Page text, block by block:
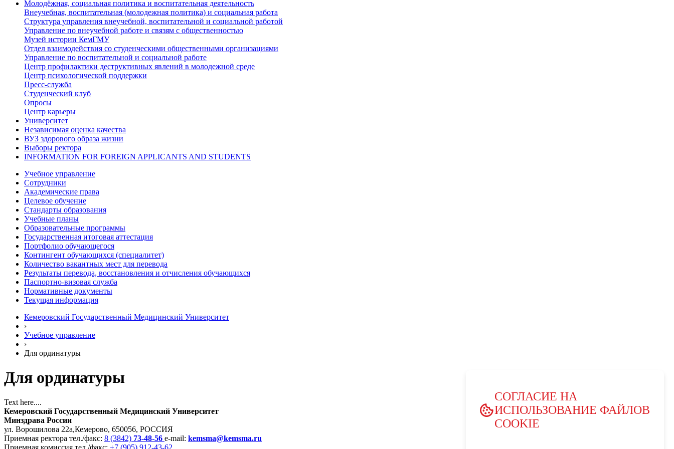
Молодёжная, социальная политика и воспитательная деятельность
Внеучебная, воспитательная (молодежная политика) и социальная работа
Структура управления внеучебной, воспитательной и социальной работой
Управление по внеучебной работе и связям с общественностью
Музей истории КемГМУ
Отдел взаимодействия со студенческими общественными организациями
Управление по воспитательной и социальной работе
Центр профилактики деструктивных явлений в молодежной среде
Центр психологической поддержки
Пресс-служба
Студенческий клуб
Опросы
Центр карьеры
Университет
Независимая оценка качества
ВУЗ здорового образа жизни
Выборы ректора
INFORMATION FOR FOREIGN APPLICANTS AND STUDENTS
Учебное управление
Сотрудники
Академические права
Целевое обучение
Стандарты образования
Учебные планы
Образовательные программы
Государственная итоговая аттестация
Портфолио обучающегося
Контингент обучающихся (специалитет)
Количество вакантных мест для перевода
Результаты перевода, восстановления и отчисления обучающихся
Паспортно-визовая служба
Нормативные документы
Текущая информация
Кемеровский Государственный Медицинский Университет
›
Учебное управление
›
Для ординатуры
Для ординатуры
Text here....
Кемеровский Государственный Медицинский Университет
Минздрава России
ул. Ворошилова 22а,Кемерово, 650056, РОССИЯ
Приемная ректора тел./факс: 8 (3842) 73-48-56 e-mail: kemsma@kemsma.ru
Приемная комиссия тел./факс: +7 (905) 912-43-62
СОГЛАСИЕ НА
ИСПОЛЬЗОВАНИЕ ФАЙЛОВ
COOKIE